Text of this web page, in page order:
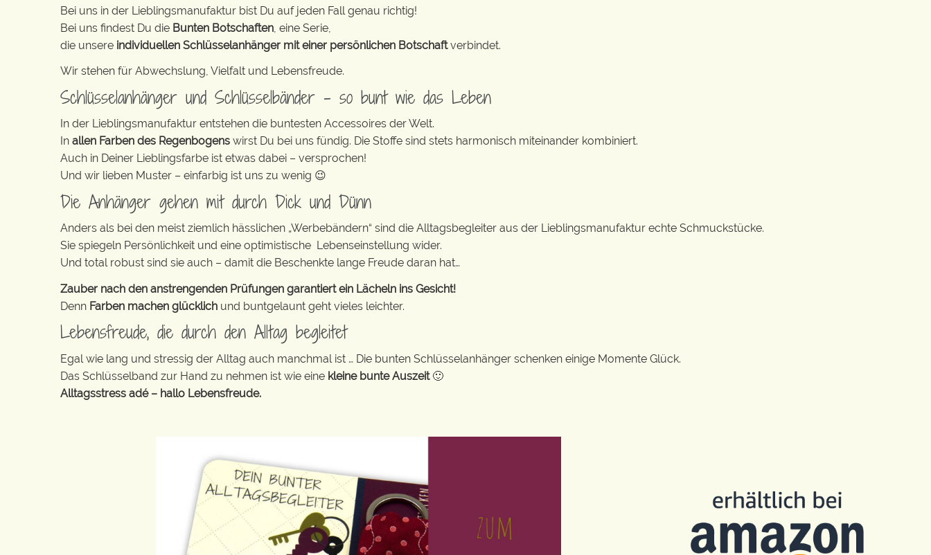
Bei uns in der Lieblingsmanufaktur bist Du auf jeden Fall genau richtig!
Bei uns findest Du die Bunten Botschaften , eine Serie,
die unsere individuellen Schlüsselanhänger mit einer persönlichen Botschaftverbindet.
Wir stehen für Abwechslung, Vielfalt und Lebensfreude.
Schlüsselanhänger und Schlüsselbänder – so bunt wie das Leben
In der Lieblingsmanufaktur entstehen die buntesten Accessoires der Welt.
In allen Farben des Regenbogens wirst Du bei uns fündig. Die Stoffe sind stets harmonisch miteinander kombiniert.
Auch in Deiner Lieblingsfarbe ist etwas dabei – versprochen!
Und wir lieben Muster – einfarbig ist uns zu wenig 😉
Die Anhänger gehen mit durch Dick und Dünn
Anders als bei den meist ziemlich hässlichen „Werbebändern“ sind die Alltagsbegleiter aus der Lieblingsmanufaktur echte Schmuckstücke.
Sie spiegeln Persönlichkeit und eine optimistische Lebenseinstellung wider.
Und total robust sind sie auch – damit die Beschenkte lange Freude daran hat…
Zauber nach den anstrengenden Prüfungen garantiert ein Lächeln ins Gesicht!
Denn Farben machen glücklich und buntgelaunt geht vieles leichter.
Lebensfreude, die durch den Alltag begleitet
Egal wie lang und stressig der Alltag auch manchmal ist … Die bunten Schlüsselanhänger schenken einige Momente Glück.
Das Schlüsselband zur Hand zu nehmen ist wie eine kleine bunte Auszeit🙂
Alltagsstress adé – hallo Lebensfreude.